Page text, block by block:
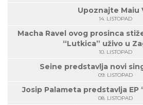
Upoznajte Maiu
14. LISTOPAD
Macha Ravel ovog prosinca
“Lutkica” uživo u
10. LISTOPAD
Seine predstavlja novi
09. LISTOPAD
Josip Palameta predstavlja EP
08. LISTOPAD